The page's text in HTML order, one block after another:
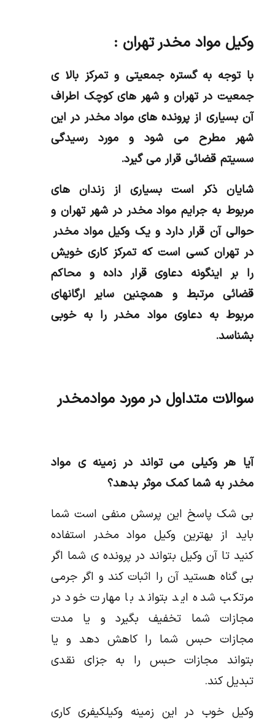
وکیل مواد مخدر تهران :
با توجه به گستره جمعیتی و تمرکز بالا ی
جمعیت در تهران و شهر های کوچک اطراف
آن بسیاری از پرونده های مواد مخدر در این
شهر مطرح می شود و مورد رسیدگی
سسیتم قضائی قرار می گیرد.
شایان ذکر است بسیاری از زندان های
مربوط به جرایم مواد مخدر در شهر تهران و
حوالی آن قرار دارد و یک وکیل مواد مخدر
در تهران کسی است که تمرکز کاری خویش
را بر اینگونه دعاوی قرار داده و محاکم
قضائی مرتبط و همچنین سایر ارگانهای
مربوط به دعاوی مواد مخدر را به خوبی
بشناسد.
سوالات متداول در مورد موادمخدر
آیا هر وکیلی می تواند در زمینه ی مواد
مخدر به شما کمک موثر بدهد؟
بی شک پاسخ این پرسش منفی است شما
باید از بهترین وکیل مواد مخدر استفاده
کنید تا آن وکیل بتواند در پرونده ی شما اگر
بی گناه هستید آن را اثبات کند و اگر جرمی
مرتکب شده اید بتواند با مهارت خود در
مجازات شما تخفیف بگیرد و یا مدت
مجازات حبس شما را کاهش دهد و یا
بتواند مجازات حبس را به جزای نقدی
تبدیل کند.
وکیل خوب در این زمینه وکیلکیفری کاری